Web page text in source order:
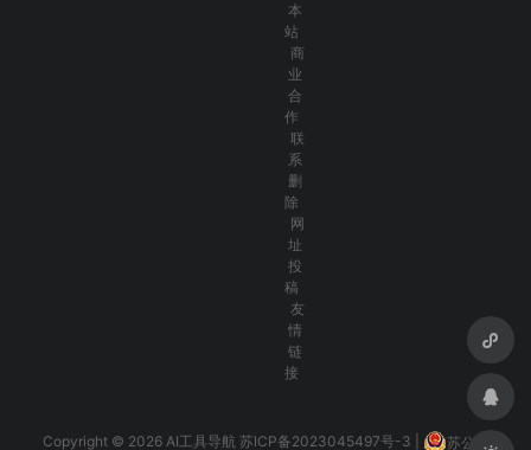
本
站
商
业
合
作
联
系
删
除
网
址
投
稿
友
情
链
接
Copyright © 2026 AI工具导航 苏ICP备2023045497号-3 苏公网